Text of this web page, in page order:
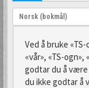
Språk:
Norsk (bokmål)
Ved å bruke
«vår», «TS-
godtar du å være
du ikke godtar å